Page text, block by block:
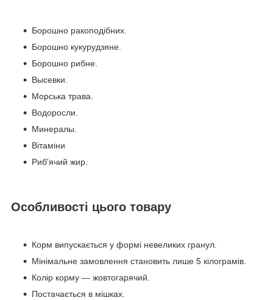
Борошно ракоподібних.
Борошно кукурудзяне.
Борошно рибне.
Высевки.
Морська трава.
Водоросли.
Минералы.
Вітаміни
Риб'ячий жир.
Особливості цього товару
Корм випускається у формі невеликих гранул.
Мінімальне замовлення становить лише 5 кілограмів.
Колір корму — жовтогарячий.
Постачається в мішках.